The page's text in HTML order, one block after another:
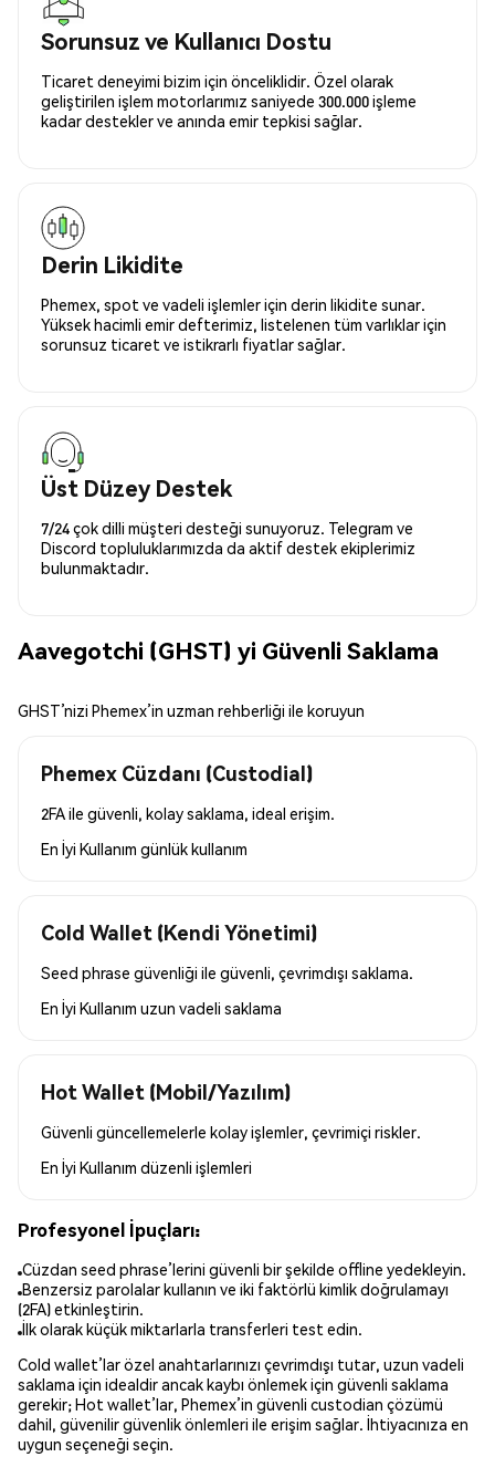
Sorunsuz ve Kullanıcı Dostu
Ticaret deneyimi bizim için önceliklidir. Özel olarak
geliştirilen işlem motorlarımız saniyede 300.000 işleme
kadar destekler ve anında emir tepkisi sağlar.
Derin Likidite
Phemex, spot ve vadeli işlemler için derin likidite sunar.
Yüksek hacimli emir defterimiz, listelenen tüm varlıklar için
sorunsuz ticaret ve istikrarlı fiyatlar sağlar.
Üst Düzey Destek
7/24 çok dilli müşteri desteği sunuyoruz. Telegram ve
Discord topluluklarımızda da aktif destek ekiplerimiz
bulunmaktadır.
Aavegotchi (GHST) yi Güvenli Saklama
GHST’nizi Phemex’in uzman rehberliği ile koruyun
Phemex Cüzdanı (Custodial)
2FA ile güvenli, kolay saklama, ideal erişim.
En İyi Kullanım günlük kullanım
Cold Wallet (Kendi Yönetimi)
Seed phrase güvenliği ile güvenli, çevrimdışı saklama.
En İyi Kullanım uzun vadeli saklama
Hot Wallet (Mobil/Yazılım)
Güvenli güncellemelerle kolay işlemler, çevrimiçi riskler.
En İyi Kullanım düzenli işlemleri
Profesyonel İpuçları:
Cüzdan seed phrase’lerini güvenli bir şekilde offline yedekleyin.
Benzersiz parolalar kullanın ve iki faktörlü kimlik doğrulamayı
(2FA) etkinleştirin.
İlk olarak küçük miktarlarla transferleri test edin.
Cold wallet’lar özel anahtarlarınızı çevrimdışı tutar, uzun vadeli
saklama için idealdir ancak kaybı önlemek için güvenli saklama
gerekir; Hot wallet’lar, Phemex’in güvenli custodian çözümü
dahil, güvenilir güvenlik önlemleri ile erişim sağlar. İhtiyacınıza en
uygun seçeneği seçin.